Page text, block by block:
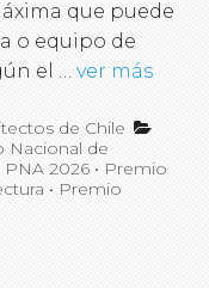
que puede
o equipo de
el … ver más
de Chile
Nacional de
PNA 2026 • Premio
• Premio